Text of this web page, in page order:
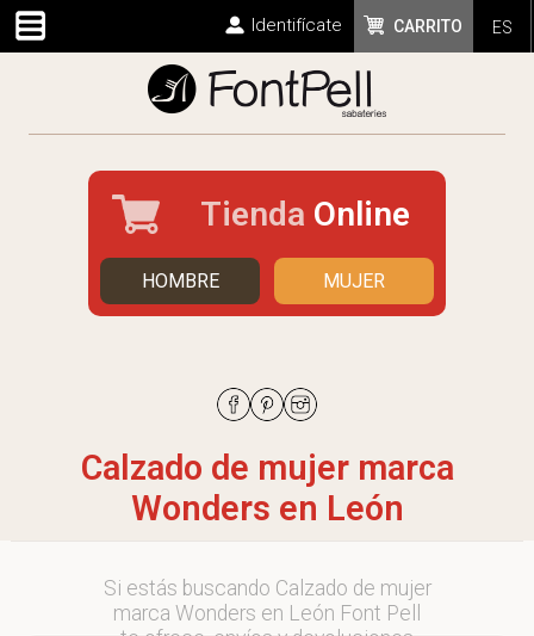
ES
CARRITO
Identifícate
Tienda Online
HOMBRE MUJER
Calzado de mujer marca
Wonders en León
Si estás buscando Calzado de mujer
marca Wonders en León Font Pell